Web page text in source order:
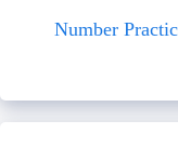
Number